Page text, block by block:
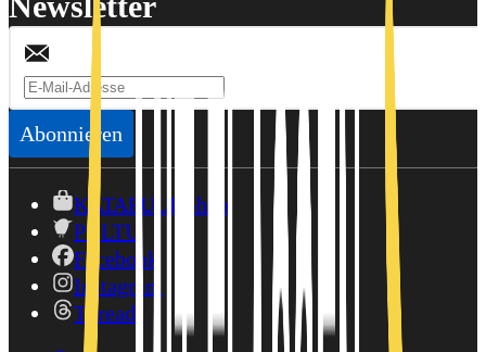
Abonnieren
KATAPULT-Shop
PULTU
Facebook
Instagram
Threads